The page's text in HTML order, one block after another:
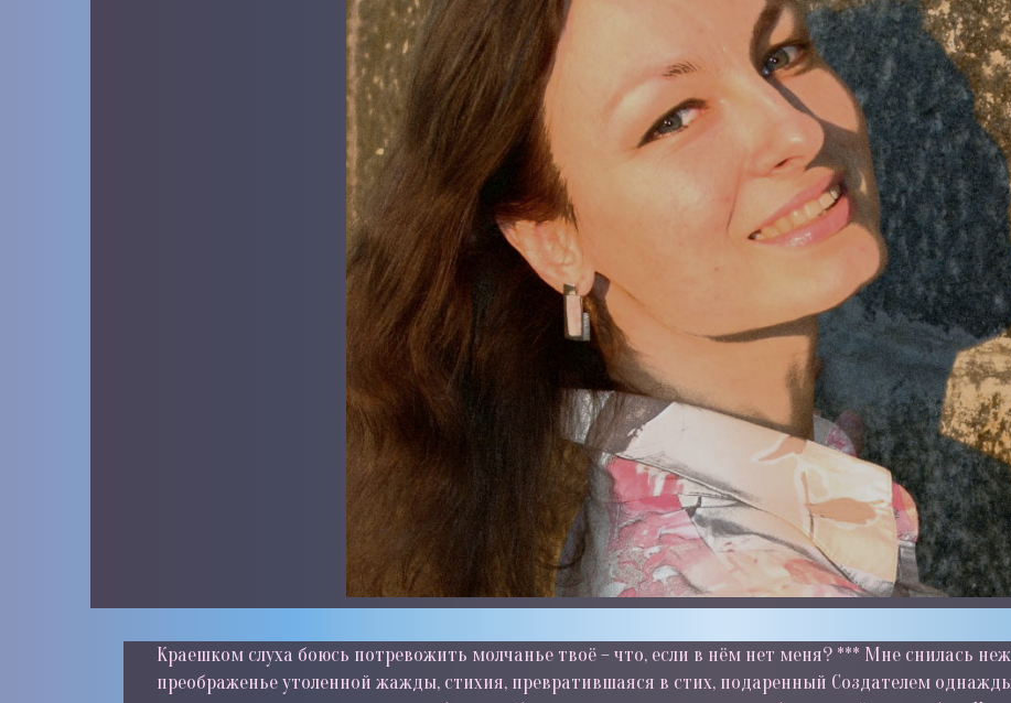
Краешком слуха боюсь потревожить молчанье твоё – что, если в нём нет меня? *** Мне снилась
преображенье утоленной жажды, стихия, превратившаяся в стих, подаренный Создателем